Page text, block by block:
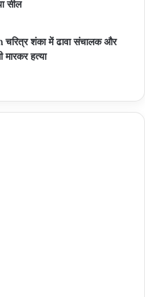
सील
शंका में ढावा संचालक और
मारकर हत्या